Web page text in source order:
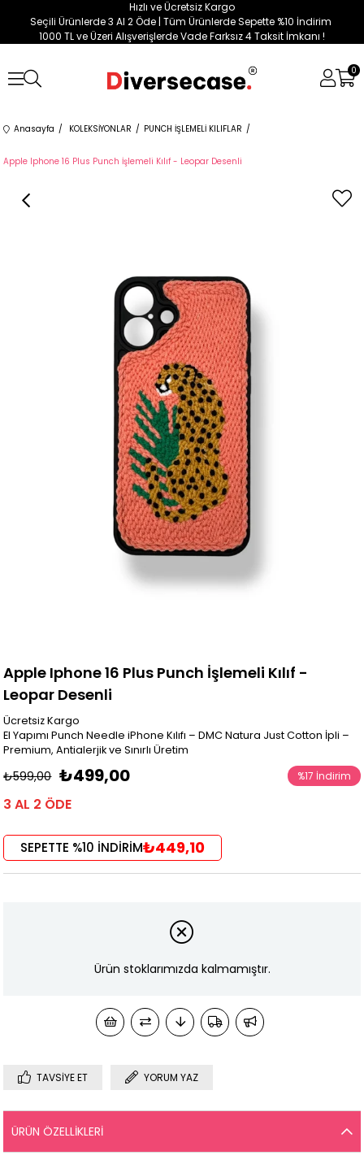
Hızlı ve Ücretsiz Kargo
Seçili Ürünlerde 3 Al 2 Öde | Tüm Ürünlerde Sepette %10 İndirim
1000 TL ve Üzeri Alışverişlerde Vade Farksız 4 Taksit İmkanı !
0
Anasayfa KOLEKSİYONLAR PUNCH İŞLEMELİ KILIFLAR
Apple Iphone 16 Plus Punch İşlemeli Kılıf - Leopar Desenli
Apple Iphone 16 Plus Punch İşlemeli Kılıf -
Leopar Desenli
Ücretsiz Kargo
El Yapımı Punch Needle iPhone Kılıfı – DMC Natura Just Cotton İpli –
Premium, Antialerjik ve Sınırlı Üretim
₺599,00 ₺499,00 %17 İndirim
3 AL 2 ÖDE
SEPETTE %10 İNDİRİM₺449,10
Ürün stoklarımızda kalmamıştır.
TAVSIYE ET YORUM YAZ
ÜRÜN ÖZELLIKLERI